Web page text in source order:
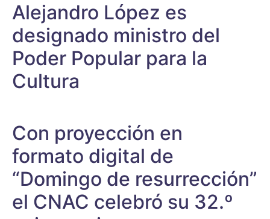
Alejandro López es
designado ministro del
Poder Popular para la
Cultura
Con proyección en
formato digital de
“Domingo de resurrección”
el CNAC celebró su 32.º